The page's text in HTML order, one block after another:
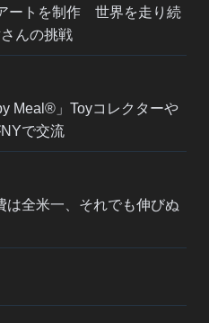
ートを制作 世界を走り続
んの挑戦
Meal®」Toyコレクターや
で交流
は全米一、それでも伸びぬ